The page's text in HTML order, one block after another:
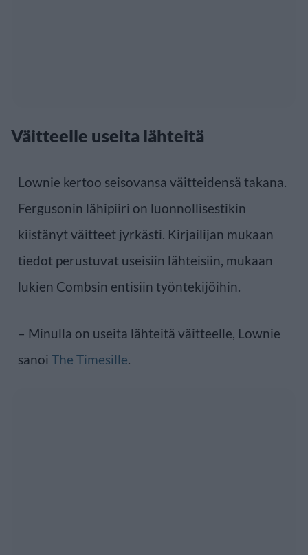
Väitteelle useita lähteitä
Lownie kertoo seisovansa väitteidensä takana.
Fergusonin lähipiiri on luonnollisestikin
kiistänyt väitteet jyrkästi. Kirjailijan mukaan
tiedot perustuvat useisiin lähteisiin, mukaan
lukien Combsin entisiin työntekijöihin.
– Minulla on useita lähteitä väitteelle, Lownie
sanoi The Timesille.